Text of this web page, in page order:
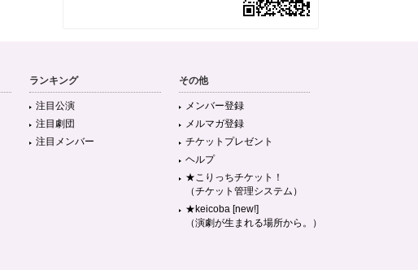
ランキング
注目公演
注目劇団
注目メンバー
その他
メンバー登録
メルマガ登録
チケットプレゼント
ヘルプ
★こりっちチケット！
（チケット管理システム）
★keicoba [new!]
（演劇が生まれる場所から。）